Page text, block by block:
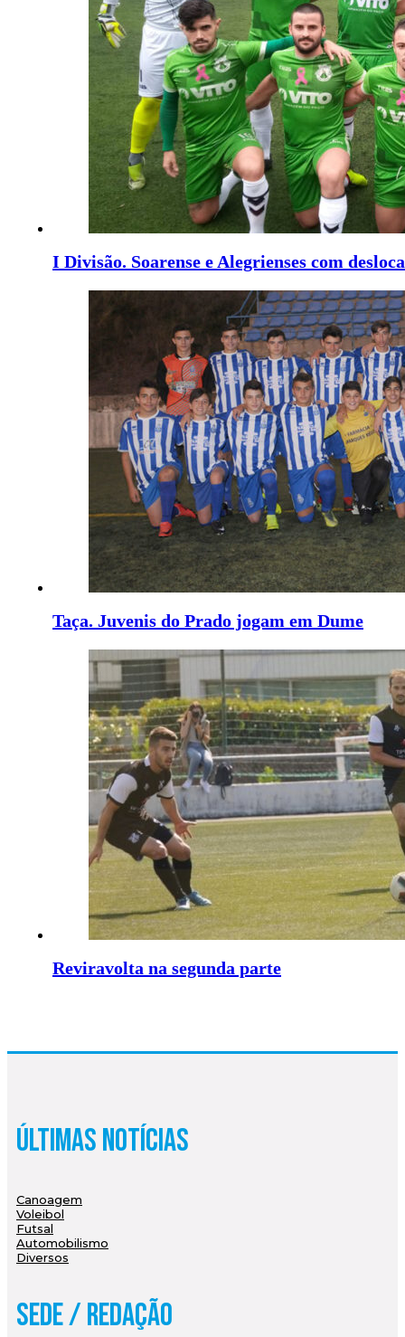
I Divisão. Soarense e Alegrienses com
Taça. Juvenis do Prado jogam em Dume
Reviravolta na segunda parte
Últimas Notícias
Canoagem
Voleibol
Futsal
Automobilismo
Diversos
Sede / Redação